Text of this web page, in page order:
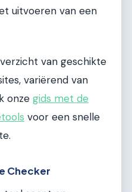
uitvoeren van een
van geschikte
variërend van
onze gids met de
voor een snelle
Checker